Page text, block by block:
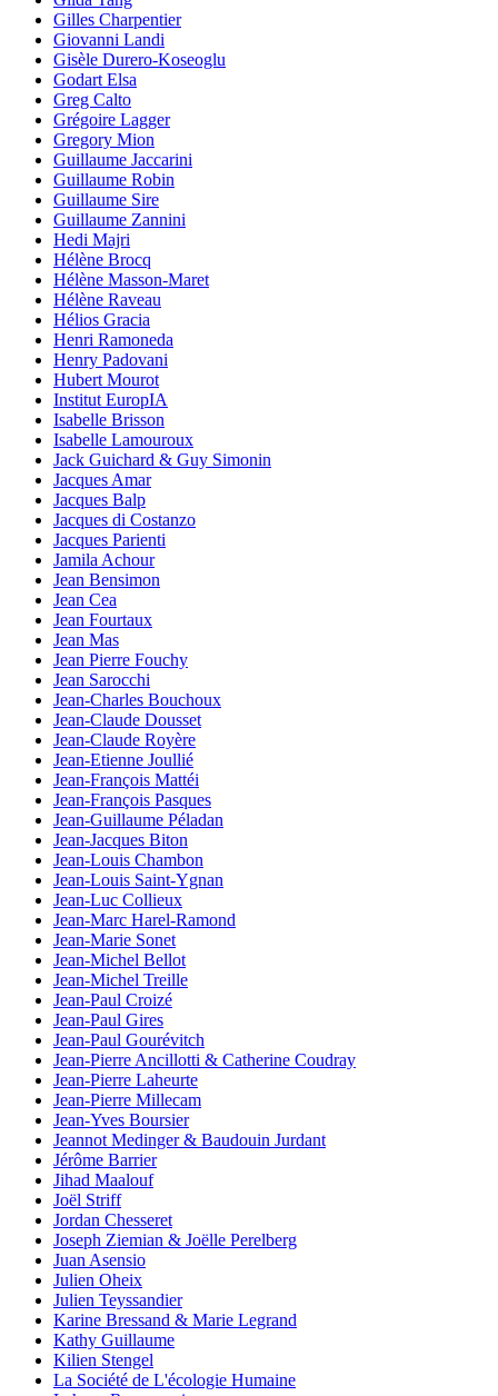
Gilles Charpentier
Giovanni Landi
Gisèle Durero-Koseoglu
Godart Elsa
Greg Calto
Grégoire Lagger
Gregory Mion
Guillaume Jaccarini
Guillaume Robin
Guillaume Sire
Guillaume Zannini
Hedi Majri
Hélène Brocq
Hélène Masson-Maret
Hélène Raveau
Hélios Gracia
Henri Ramoneda
Henry Padovani
Hubert Mourot
Institut EuropIA
Isabelle Brisson
Isabelle Lamouroux
Jack Guichard & Guy Simonin
Jacques Amar
Jacques Balp
Jacques di Costanzo
Jacques Parienti
Jamila Achour
Jean Bensimon
Jean Cea
Jean Fourtaux
Jean Mas
Jean Pierre Fouchy
Jean Sarocchi
Jean-Charles Bouchoux
Jean-Claude Dousset
Jean-Claude Royère
Jean-Etienne Joullié
Jean-François Mattéi
Jean-François Pasques
Jean-Guillaume Péladan
Jean-Jacques Biton
Jean-Louis Chambon
Jean-Louis Saint-Ygnan
Jean-Luc Collieux
Jean-Marc Harel-Ramond
Jean-Marie Sonet
Jean-Michel Bellot
Jean-Michel Treille
Jean-Paul Croizé
Jean-Paul Gires
Jean-Paul Gourévitch
Jean-Pierre Ancillotti & Catherine Coudray
Jean-Pierre Laheurte
Jean-Pierre Millecam
Jean-Yves Boursier
Jeannot Medinger & Baudouin Jurdant
Jérôme Barrier
Jihad Maalouf
Joël Striff
Jordan Chesseret
Joseph Ziemian & Joëlle Perelberg
Juan Asensio
Julien Oheix
Julien Teyssandier
Karine Bressand & Marie Legrand
Kathy Guillaume
Kilien Stengel
La Société de L'écologie Humaine